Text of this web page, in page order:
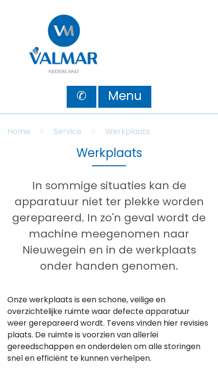
✆ Menu
Home Service Werkplaats
Werkplaats
In sommige situaties kan de
apparatuur niet ter plekke worden
gerepareerd. In zo'n geval wordt de
machine meegenomen naar
Nieuwegein en in de werkplaats
onder handen genomen.
Onze werkplaats is een schone, veilige en
overzichtelijke ruimte waar defecte apparatuur
weer gerepareerd wordt. Tevens vinden hier revisies
plaats. De ruimte is voorzien van allerlei
gereedschappen en onderdelen om alle storingen
snel en efficiënt te kunnen verhelpen.